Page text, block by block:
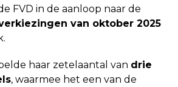
FVD in de aanloop naar de
van oktober 2025
haar zetelaantal van drie
, waarmee het een van de